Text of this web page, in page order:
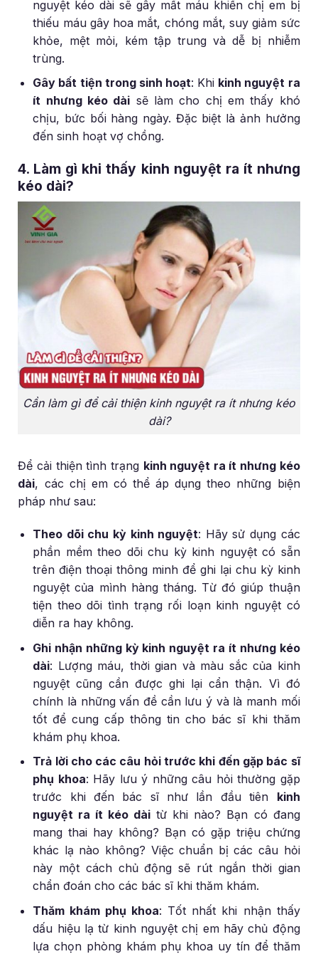
nguyệt kéo dài sẽ gây mất máu khiến chị em bị
thiếu máu gây hoa mắt, chóng mắt, suy giảm sức
khỏe, mệt mỏi, kém tập trung và dễ bị nhiễm
trùng.
Gây bất tiện trong sinh hoạt: Khi kinh nguyệt ra
ít nhưng kéo dài sẽ làm cho chị em thấy khó
chịu, bức bối hàng ngày. Đặc biệt là ảnh hưởng
đến sinh hoạt vợ chồng.
4. Làm gì khi thấy kinh nguyệt ra ít nhưng
kéo dài?
Cần làm gì để cải thiện kinh nguyệt ra ít nhưng kéo
dài?
Để cải thiện tình trạng kinh nguyệt ra ít nhưng kéo
dài, các chị em có thể áp dụng theo những biện
pháp như sau:
Theo dõi chu kỳ kinh nguyệt: Hãy sử dụng các
phần mềm theo dõi chu kỳ kinh nguyệt có sẵn
trên điện thoại thông minh để ghi lại chu kỳ kinh
nguyệt của mình hàng tháng. Từ đó giúp thuận
tiện theo dõi tình trạng rối loạn kinh nguyệt có
diễn ra hay không.
Ghi nhận những kỳ kinh nguyệt ra ít nhưng kéo
dài: Lượng máu, thời gian và màu sắc của kinh
nguyệt cũng cần được ghi lại cẩn thận. Vì đó
chính là những vấn đề cần lưu ý và là manh mối
tốt để cung cấp thông tin cho bác sĩ khi thăm
khám phụ khoa.
Trả lời cho các câu hỏi trước khi đến gặp bác sĩ
phụ khoa: Hãy lưu ý những câu hỏi thường gặp
trước khi đến bác sĩ như lần đầu tiên kinh
nguyệt ra ít kéo dài từ khi nào? Bạn có đang
mang thai hay không? Bạn có gặp triệu chứng
khác lạ nào không? Việc chuẩn bị các câu hỏi
này một cách chủ động sẽ rút ngắn thời gian
chẩn đoán cho các bác sĩ khi thăm khám.
Thăm khám phụ khoa: Tốt nhất khi nhận thấy
dấu hiệu lạ từ kinh nguyệt chị em hãy chủ động
lựa chọn phòng khám phụ khoa uy tín để thăm